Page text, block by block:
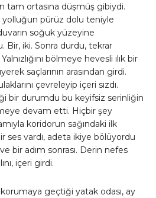
tam ortasına düşmüş gibiydi.
yolluğun pürüz dolu teniyle
soğuk yüzeyine
Bir, iki. Sonra durdu, tekrar
bölmeye hevesli ılık bir
saçlarının arasından girdi.
çevreleyip içeri sızdı.
bir durumdu bu keyifsiz serinliğin
devam etti. Hiçbir şey
koridorun sağındaki ilk
ses vardı, adeta ikiye bölüyordu
bir adım sonrası. Derin nefes
içeri girdi.
geçtiği yatak odası, ay